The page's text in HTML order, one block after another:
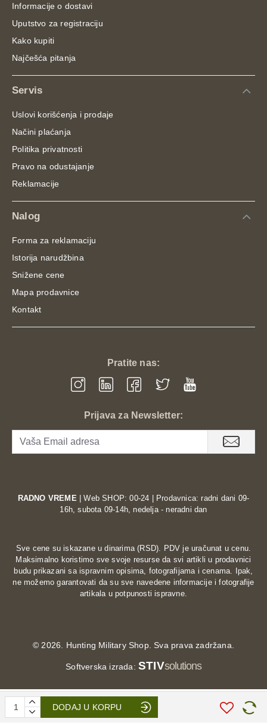
DODAJ U KORPU
Informacije o dostavi
Uputstvo za registraciju
Kako kupiti
Najčešća pitanja
Servis
Uslovi korišćenja i prodaje
Načini plaćanja
Politika privatnosti
Pravo na odustajanje
Reklamacije
Nalog
Forma za reklamaciju
Istorija narudžbina
Snižene cene
Mapa prodavnice
Kontakt
Pratite nas:
Prijava za Newsletter:
RADNO VREME| Web SHOP: 00-24 | Prodavnica: radni dani 09-
16h, subota 09-14h, nedelja - neradni dan
Sve cene su iskazane u dinarima (RSD). PDV je uračunat u cenu.
Maksimalno koristimo sve svoje resurse da svi artikli u prodavnici
budu prikazani sa ispravnim opisima, fotografijama i cenama. Ipak,
ne možemo garantovati da su sve navedene informacije i fotografije
artikala u potpunosti ispravne.
©2026. Hunting Military Shop. Sva prava zadržana.
Softverska izrada: STIVsolutions